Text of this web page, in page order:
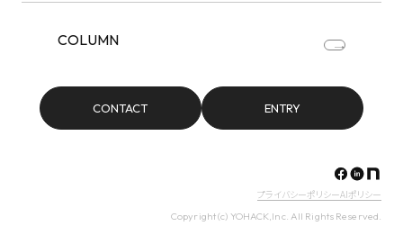
COLUMN
CONTACT ENTRY
プライバシーポリシーAIポリシー
Copyright (c) YOHACK,Inc. All Rights Reserved.